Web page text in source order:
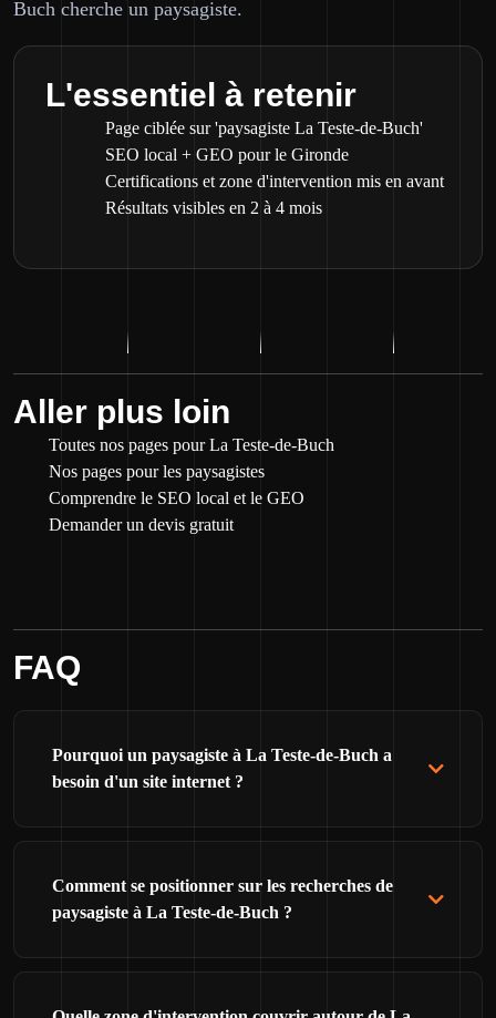
Buch cherche un paysagiste.
L'essentiel à retenir
Page ciblée sur 'paysagiste La Teste-de-Buch'
SEO local + GEO pour le Gironde
Certifications et zone d'intervention mis en avant
Résultats visibles en 2 à 4 mois
Aller plus loin
Toutes nos pages pour La Teste-de-Buch
Nos pages pour les paysagistes
Comprendre le SEO local et le GEO
Demander un devis gratuit
FAQ
Pourquoi un paysagiste à La Teste-de-Buch a
besoin d'un site internet ?
Comment se positionner sur les recherches de
paysagiste à La Teste-de-Buch ?